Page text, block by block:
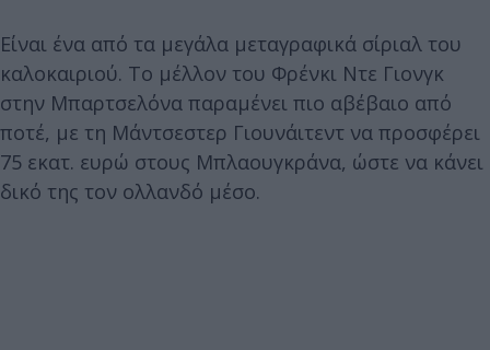
Είναι ένα από τα μεγάλα μεταγραφικά σίριαλ του
καλοκαιριού. Το μέλλον του Φρένκι Ντε Γιονγκ
στην Μπαρτσελόνα παραμένει πιο αβέβαιο από
ποτέ, με τη Μάντσεστερ Γιουνάιτεντ να προσφέρει
75 εκατ. ευρώ στους Μπλαουγκράνα, ώστε να κάνει
δικό της τον ολλανδό μέσο.